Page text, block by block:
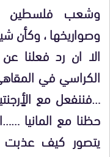
وشعب فلسطين
وصواريخها ، وكأن
الا ان رد فعلنا
الكراسي في
…فننفعل مع
حظنا مع المانيا
يتصور كيف